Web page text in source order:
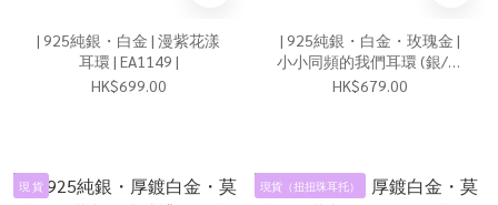
| 925純銀・白金 | 漫紫花漾
耳環 | EA1149 |
HK$699.00
| 925純銀・白金・玫瑰金 |
小小同頻的我們耳環 (銀/玫
瑰金) | EA1129 |
HK$679.00
現 貨 現貨（扭扭珠耳托）